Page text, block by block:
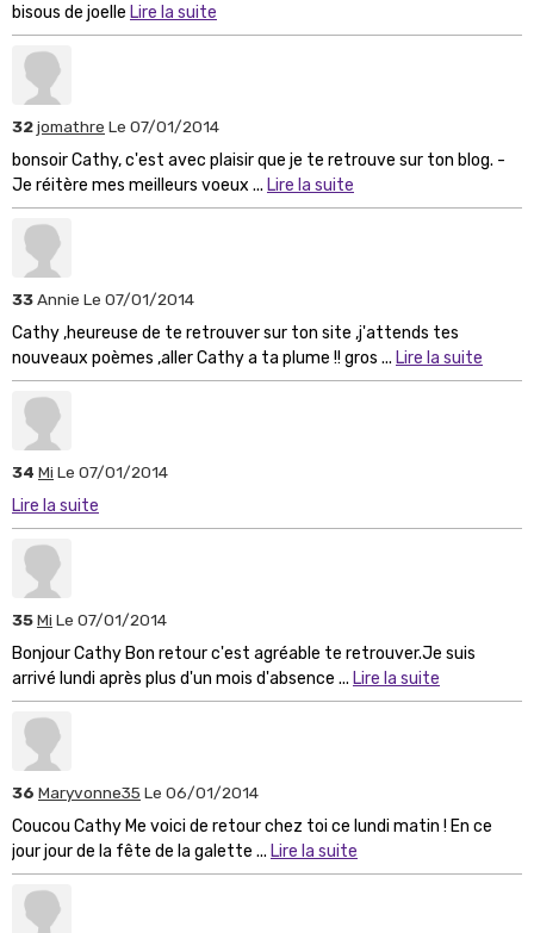
bisous de joelle Lire la suite
32jomathre Le 07/01/2014
bonsoir Cathy, c'est avec plaisir que je te retrouve sur ton blog. -
Je réitère mes meilleurs voeux ... Lire la suite
33Annie Le 07/01/2014
Cathy ,heureuse de te retrouver sur ton site ,j'attends tes
nouveaux poèmes ,aller Cathy a ta plume !! gros ... Lire la suite
34 Mi Le 07/01/2014
Lire la suite
35Mi Le 07/01/2014
Bonjour Cathy Bon retour c'est agréable te retrouver.Je suis
arrivé lundi après plus d'un mois d'absence ... Lire la suite
36 Maryvonne35 Le 06/01/2014
Coucou Cathy Me voici de retour chez toi ce lundi matin ! En ce
jour jour de la fête de la galette ... Lire la suite